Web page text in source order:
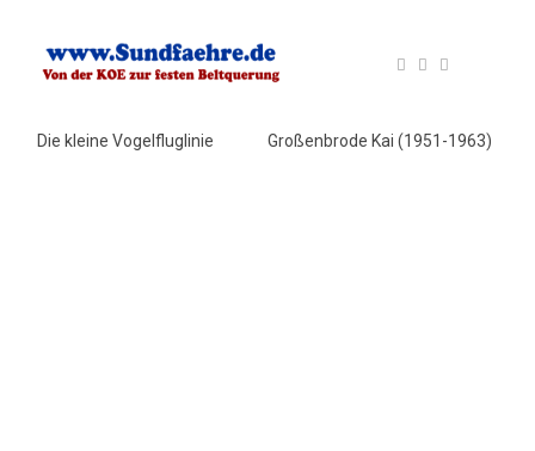
Die kleine Vogelfluglinie Großenbrode Kai (1951-1963)